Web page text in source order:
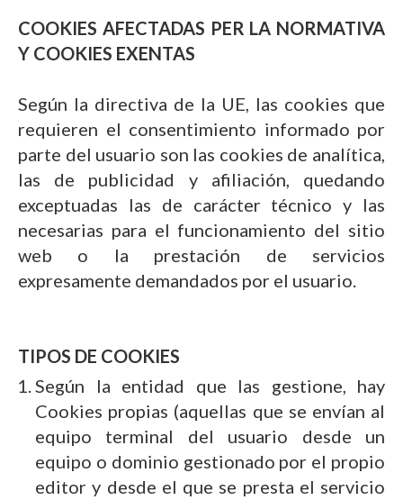
COOKIES AFECTADAS PER LA NORMATIVA
Y COOKIES EXENTAS
Según la directiva de la UE, las cookies que
requieren el consentimiento informado por
parte del usuario son las cookies de analítica,
las de publicidad y afiliación, quedando
exceptuadas las de carácter técnico y las
necesarias para el funcionamiento del sitio
web o la prestación de servicios
expresamente demandados por el usuario.
TIPOS DE COOKIES
Según la entidad que las gestione, hay
Cookies propias (aquellas que se envían al
equipo terminal del usuario desde un
equipo o dominio gestionado por el propio
editor y desde el que se presta el servicio